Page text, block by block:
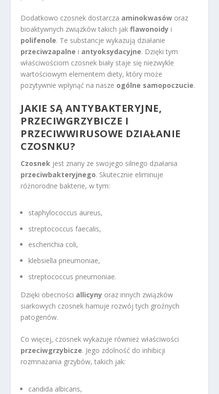
Dodatkowo czosnek dostarcza aminokwasów oraz
bioaktywnych związków takich jakflawonoidy i
polifenole. Te substancje wykazują działanie
przeciwzapalne i antyoksydacyjne. Dzięki tym
właściwościom czosnek biały staje się niezwykle
wartościowym elementem diety, który może
pozytywnie wpłynąć na nasze ogólne samopoczucie.
JAKIE SĄ ANTYBAKTERYJNE,
PRZECIWGRZYBICZE I
PRZECIWWIRUSOWE DZIAŁANIE
CZOSNKU?
Czosnek jest znany ze swojego silnego działania
przeciwbakteryjnego. Skutecznie eliminuje
różnorodne bakterie, w tym:
staphylococcus aureus,
streptococcus faecalis,
escherichia coli,
klebsiella pneumoniae,
streptococcus pneumoniae.
Dzięki obecności allicyny oraz innych związków
siarkowych czosnek hamuje rozwój tych groźnych
patogenów.
Co więcej, czosnek wykazuje również właściwości
przeciwgrzybicze. Jego zdolność do inhibicji
rozmnażania grzybów, takich jak:
candida albicans,